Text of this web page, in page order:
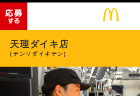
天理ダイキ店
(テンリダイキテン)